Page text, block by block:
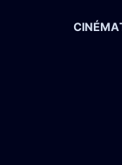
CINÉMA